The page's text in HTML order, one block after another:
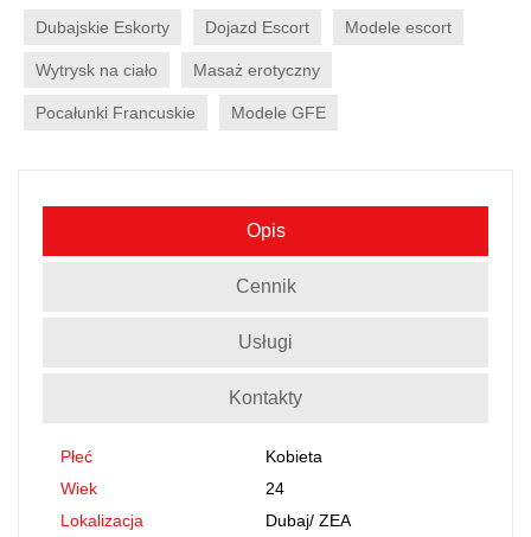
Dubajskie Eskorty Dojazd Escort Modele escort
Wytrysk na ciało Masaż erotyczny
Pocałunki Francuskie Modele GFE
Opis
Cennik
Usługi
Kontakty
Płeć
Kobieta
Wiek
24
Lokalizacja
Dubaj/ ZEA